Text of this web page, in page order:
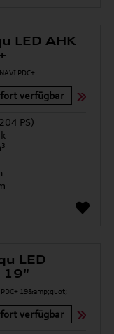
LED AHK
verfügbar
PS)
LED
19"
verfügbar